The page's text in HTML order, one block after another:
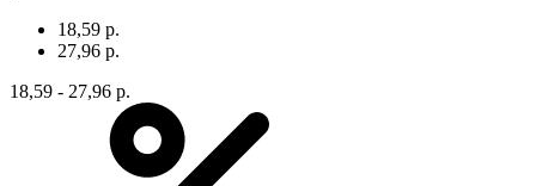
18,59 р.
27,96 р.
18,59 - 27,96 р.